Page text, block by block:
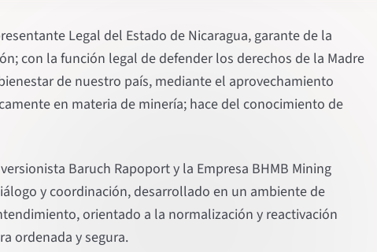
Legal del Estado de Nicaragua, garante de la
con la función legal de defender los derechos de la Madre
de nuestro país, mediante el aprovechamiento
en materia de minería; hace del conocimiento de
Baruch Rapoport y la Empresa BHMB Mining
y coordinación, desarrollado en un ambiente de
orientado a la normalización y reactivación
ordenada y segura.